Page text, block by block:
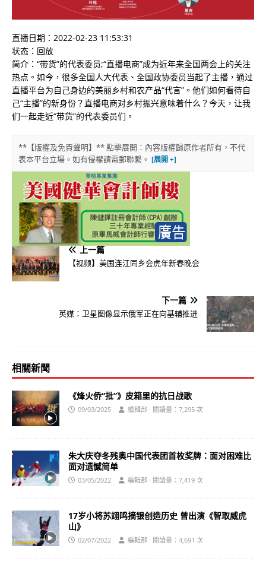
直播日期：2022-02-23 11:53:31
状态：回放
简介：“带货”的代表委员;“直播电商”成为近年来全国两会上的关注
热点。如今，很多全国人大代表、全国政协委员当起了主播，通过
直播平台为自己身边的美丽乡村和农产品“代言”。他们如何看待自
己“主播”的新身份？直播电商对乡村振兴意味着什么？今天，让我
们一起走近“带货”的代表委员们。
**【版權及免責聲明】** 點擊展開：內容版權歸原作者所有，不代
表本平台立場。如有侵權請電郵聯繫。
上一篇
【视频】美国连江同乡会虎年新春晚会
下一篇
英媒：卫星图像显示俄军正在向基辅推进
相關新聞
《烽火侨“批”》皮箱里的抗日战歌
09/03/2025 編輯部 · 閱讀量：7,295 次
朱大庆夺冬残奥中国代表团首枚奖牌：面对困难比
面对遗憾简单
03/05/2022 編輯部 · 閱讀量：7,419 次
17岁小将苏翊鸣摘银创造历史 曾出演《智取威虎
山》
02/07/2022 編輯部 · 閱讀量：4,691 次